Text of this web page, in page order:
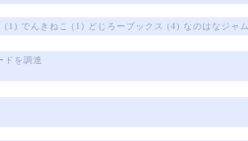
でんきねこ (1) どじろーブックス (4) なのはなジャム
ドを調達